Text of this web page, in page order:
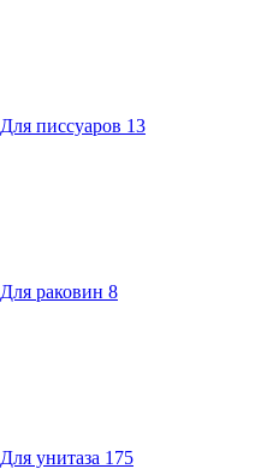
Для писсуаров 13
Для раковин 8
Для унитаза 175